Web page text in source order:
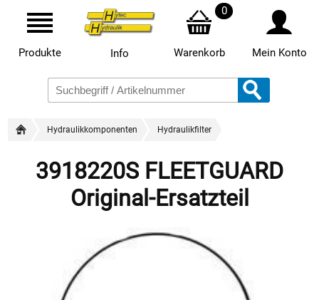
Produkte Info
0
Warenkorb Mein Konto
Hydraulikkomponenten Hydraulikfilter
3918220S FLEETGUARD
Original-Ersatzteil